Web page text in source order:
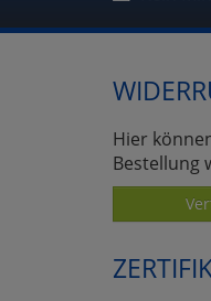
Hier
Bestellung